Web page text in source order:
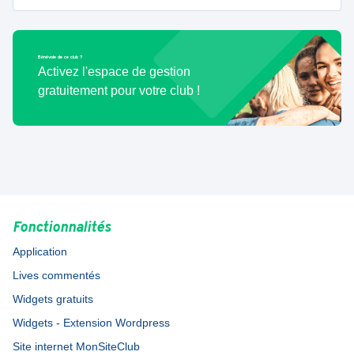
Bénévole de ce club ?
Activez l'espace de gestion
gratuitement pour votre club !
Fonctionnalités
Application
Lives commentés
Widgets gratuits
Widgets - Extension Wordpress
Site internet MonSiteClub